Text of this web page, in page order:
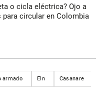
o cicla eléctrica? Ojo a
para circular en Colombia
armado Eln Casanare